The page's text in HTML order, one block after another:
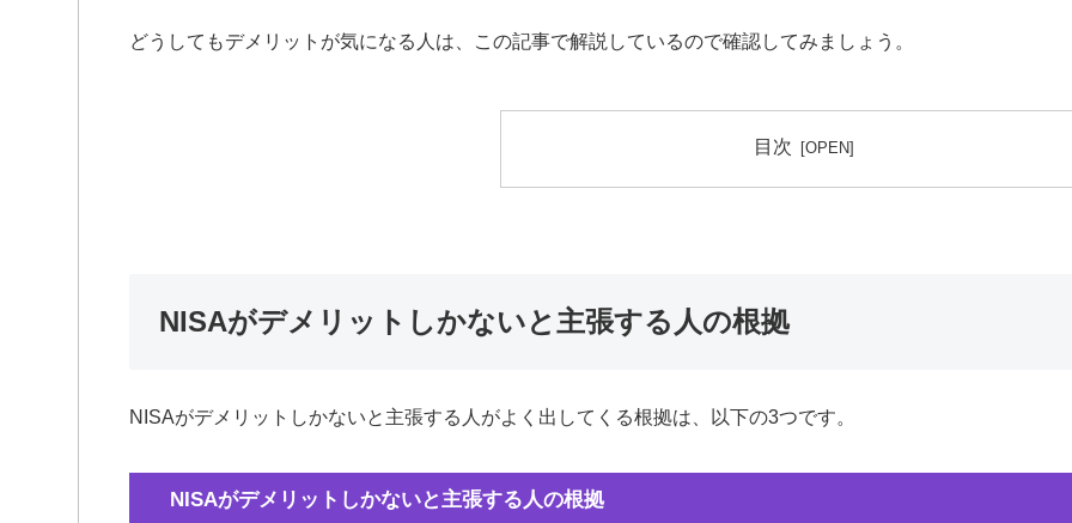
どうしてもデメリットが気になる人は、この記事で解説しているので確認してみましょう。
目次
NISAがデメリットしかないと主張する人の根拠
NISAがデメリットしかないと主張する人がよく出してくる根拠は、以下の3つです。
NISAがデメリットしかないと主張する人の根拠